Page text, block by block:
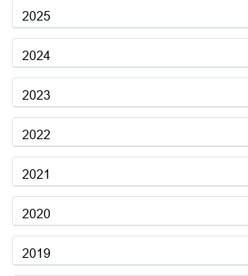
2025
2024
2023
2022
2021
2020
2019